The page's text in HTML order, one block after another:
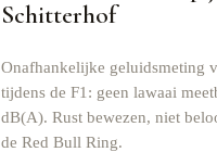
Schitterhof
Onafhankelijke geluidsmeting
tijdens de F1: geen lawaai
dB(A). Rust bewezen, niet
de Red Bull Ring.